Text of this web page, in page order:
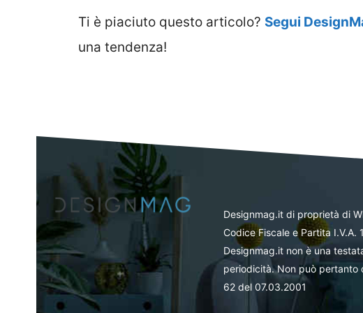
Ti è piaciuto questo articolo? Segui
una tendenza!
Designmag.it di proprietà di
Codice Fiscale e Partita I.V.A.
Designmag.it non è una
periodicità. Non può pertanto
62 del 07.03.2001